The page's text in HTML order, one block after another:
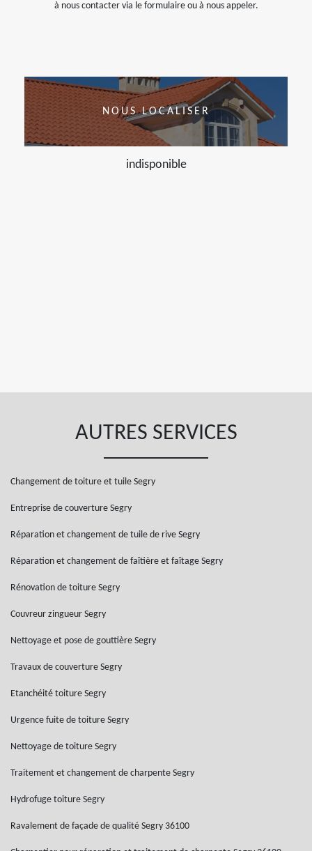
à nous contacter via le formulaire ou à nous appeler.
NOUS LOCALISER
indisponible
AUTRES SERVICES
Changement de toiture et tuile Segry
Entreprise de couverture Segry
Réparation et changement de tuile de rive Segry
Réparation et changement de faîtière et faîtage Segry
Rénovation de toiture Segry
Couvreur zingueur Segry
Nettoyage et pose de gouttière Segry
Travaux de couverture Segry
Etanchéité toiture Segry
Urgence fuite de toiture Segry
Nettoyage de toiture Segry
Traitement et changement de charpente Segry
Hydrofuge toiture Segry
Ravalement de façade de qualité Segry 36100